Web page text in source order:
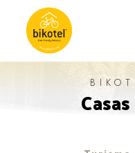
ALOJAMENTOS